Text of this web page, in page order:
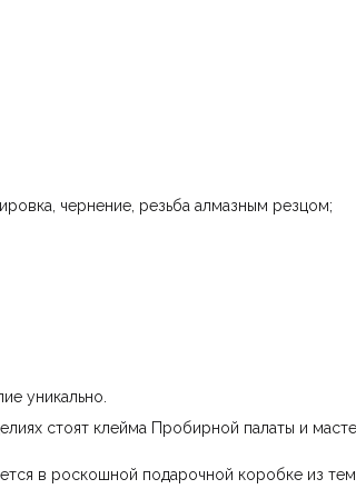
чернение, резьба алмазным резцом;
уникально.
стоят клейма Пробирной палаты и
в роскошной подарочной коробке из